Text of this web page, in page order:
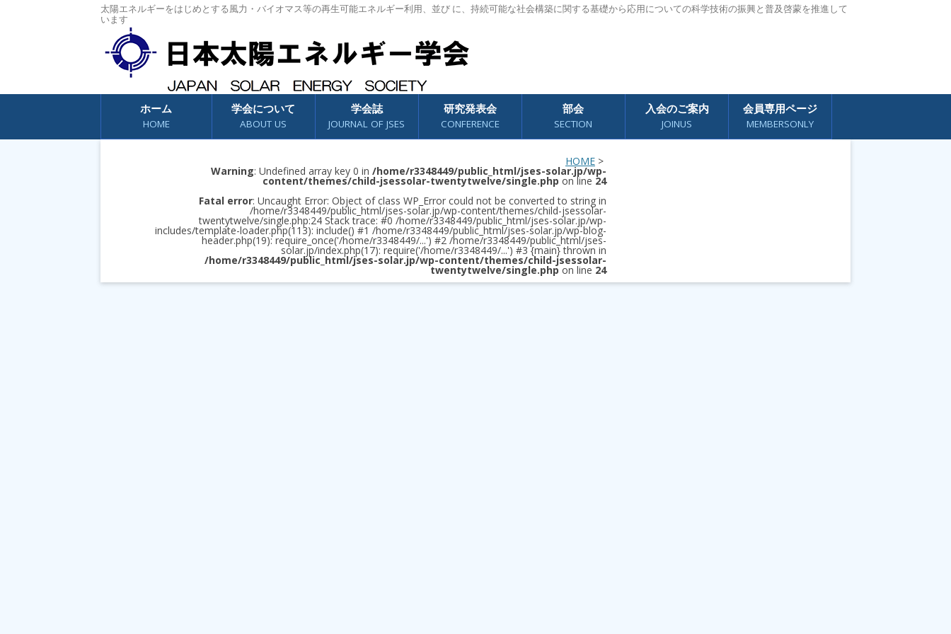
太陽エネルギーをはじめとする風力・バイオマス等の再生可能エネルギー利用、並び に、持続可能な社会構築に関する基礎から応用についての科学技術の振興と普及啓蒙を推進して
います
コンテンツへスキップ
ホーム
HOME
学会について
ABOUT US
学会誌
JOURNAL OF JSES
研究発表会
CONFERENCE
部会
SECTION
入会のご案内
JOINUS
会員専用ページ
MEMBERSONLY
HOME >
Warning: Undefined array key 0 in /home/r3348449/public_html/jses-solar.jp/wp-
content/themes/child-jsessolar-twentytwelve/single.php on line 24
Fatal error: Uncaught Error: Object of class WP_Error could not be converted to string in
/home/r3348449/public_html/jses-solar.jp/wp-content/themes/child-jsessolar-
twentytwelve/single.php:24 Stack trace: #0 /home/r3348449/public_html/jses-solar.jp/wp-
includes/template-loader.php(113): include() #1 /home/r3348449/public_html/jses-solar.jp/wp-blog-
header.php(19): require_once('/home/r3348449/...') #2 /home/r3348449/public_html/jses-
solar.jp/index.php(17): require('/home/r3348449/...') #3 {main} thrown in
/home/r3348449/public_html/jses-solar.jp/wp-content/themes/child-jsessolar-
twentytwelve/single.php on line 24